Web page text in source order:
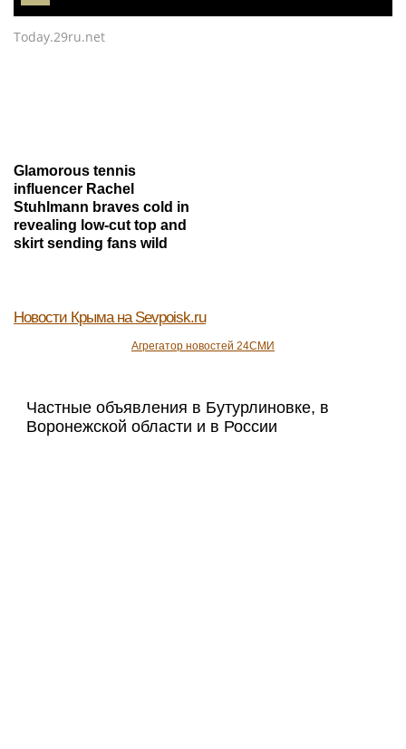
Today.29ru.net
Glamorous tennis
influencer Rachel
Stuhlmann braves cold in
revealing low-cut top and
skirt sending fans wild
Новости Крыма на Sevpoisk.ru
Агрегатор новостей 24СМИ
Частные объявления в Бутурлиновке, в
Воронежской области и в России